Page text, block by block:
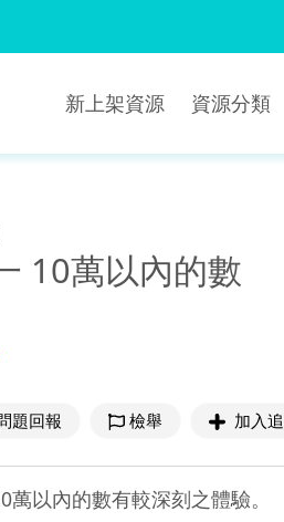
新上架資源 資源分類
10萬以內的數
題回報 檢舉 加入
以內的數有較深刻之體驗。